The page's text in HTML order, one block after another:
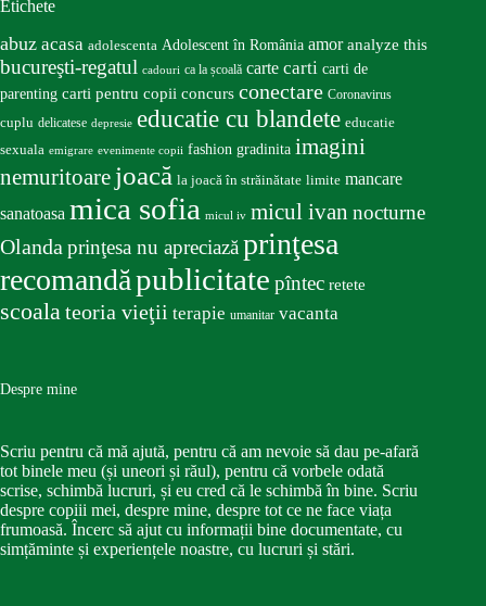
Etichete
abuz acasa adolescenta Adolescent în România amor analyze this
bucureşti-regatul cadouri ca la școală carte carti carti de
parenting carti pentru copii concurs conectare Coronavirus
cuplu delicatese depresie educatie cu blandete educatie
sexuala emigrare evenimente copii fashion gradinita imagini
nemuritoare joacă la joacă în străinătate limite mancare
sanatoasa mica sofia micul iv micul ivan nocturne
Olandaprinţesa nu apreciazăprinţesa
recomandăpublicitate pîntec retete
scoalateoria vieţii terapie umanitar vacanta
Despre mine
Scriu pentru că mă ajută, pentru că am nevoie să dau pe-afară
tot binele meu (și uneori și răul), pentru că vorbele odată
scrise, schimbă lucruri, și eu cred că le schimbă în bine. Scriu
despre copiii mei, despre mine, despre tot ce ne face viața
frumoasă. Încerc să ajut cu informații bine documentate, cu
simțăminte și experiențele noastre, cu lucruri și stări.